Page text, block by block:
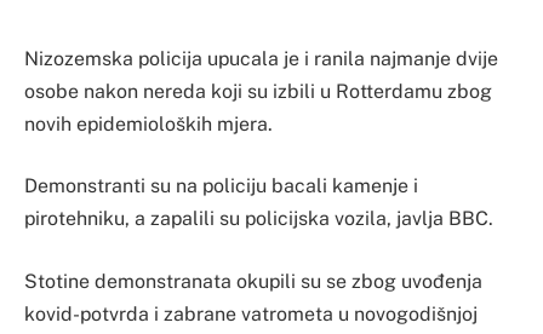
Nizozemska policija upucala je i ranila najmanje dvije
osobe nakon nereda koji su izbili u Rotterdamu zbog
novih epidemioloških mjera.
Demonstranti su na policiju bacali kamenje i
pirotehniku, a zapalili su policijska vozila, javlja BBC.
Stotine demonstranata okupili su se zbog uvođenja
kovid-potvrda i zabrane vatrometa u novogodišnjoj